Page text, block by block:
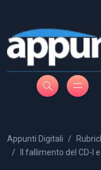
Appunti Digitali
Il fallimento del CD-